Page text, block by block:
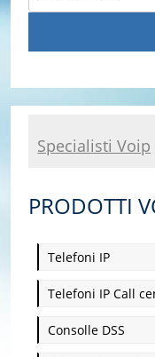
Specialisti Voip
PRODOTTI
Telefoni IP
Telefoni IP Call
Consolle DSS